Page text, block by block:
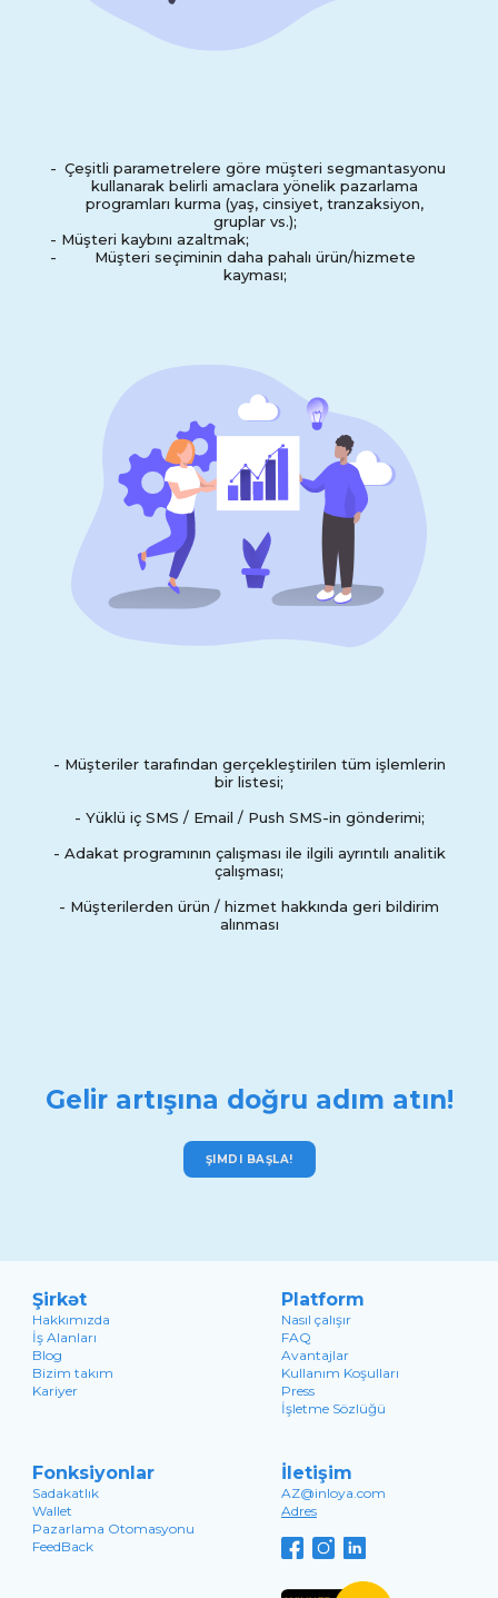
- Çeşitli parametrelere göre müşteri segmantasyonu
kullanarak belirli amaclara yönelik pazarlama
programları kurma (yaş, cinsiyet, tranzaksiyon,
gruplar vs.);
- Müşteri kaybını azaltmak;
-
Müşteri seçiminin daha pahalı ürün/hizmete
kayması;
- Müşteriler tarafından gerçekleştirilen tüm işlemlerin
bir listesi;
- Yüklü iç SMS / Email / Push SMS-in gönderimi;
- Adakat programının çalışması ile ilgili ayrıntılı analitik
çalışması;
- Müşterilerden ürün / hizmet hakkında geri bildirim
alınması
Gelir artışına doğru adım atın!
ŞIMDI BAŞLA!
Şirkət
Hakkımızda
İş Alanları
Blog
Bizim takım
Kariyer
Platform
Nasıl çalışır
FAQ
Avantajlar
Kullanım Koşulları
Press
İşletme Sözlüğü
Fonksiyonlar
Sadakatlık
Wallet
Pazarlama Otomasyonu
FeedBack
İletişim
AZ@inloya.com
Adres